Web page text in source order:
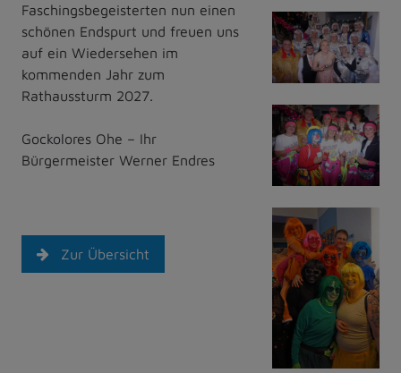
Faschingsbegeisterten nun einen
schönen Endspurt und freuen uns
auf ein Wiedersehen im
kommenden Jahr zum
Rathaussturm 2027.
Gockolores Ohe – Ihr
Bürgermeister Werner Endres
Zur Übersicht